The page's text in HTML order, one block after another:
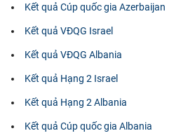
Kết quả Cúp quốc gia Azerbaijan
Kết quả VĐQG Israel
Kết quả VĐQG Albania
Kết quả Hạng 2 Israel
Kết quả Hạng 2 Albania
Kết quả Cúp quốc gia Albania